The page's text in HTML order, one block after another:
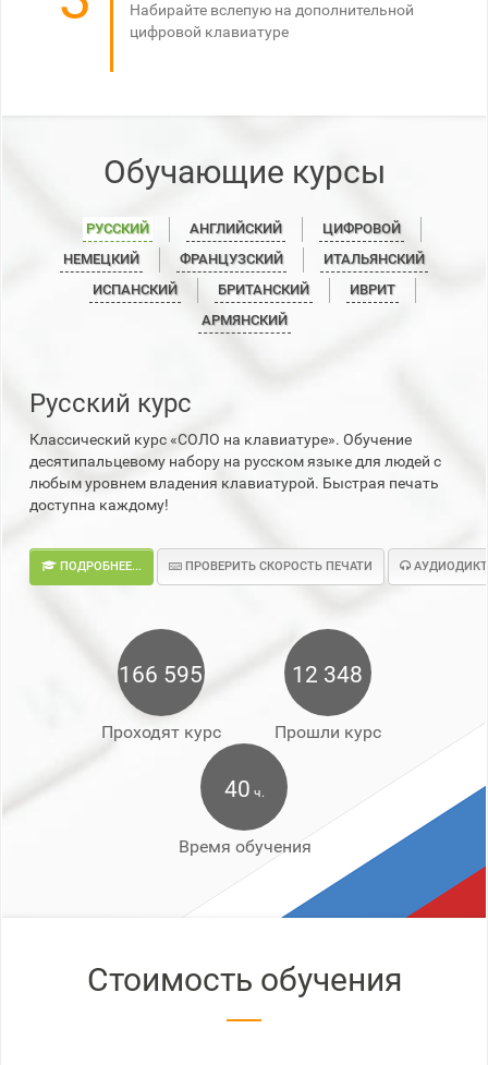
Набирайте вслепую на дополнительной
цифровой клавиатуре
Обучающие курсы
РУССКИЙ АНГЛИЙСКИЙ
ЦИФРОВОЙ
НЕМЕЦКИЙ
ФРАНЦУЗСКИЙ
ИТАЛЬЯНСКИЙ
ИСПАНСКИЙ
БРИТАНСКИЙ
ИВРИТ
АРМЯНСКИЙ
Русский курс
Классический курс «СОЛО на клавиатуре». Обучение
десятипальцевому набору на русском языке для людей с
любым уровнем владения клавиатурой. Быстрая печать
доступна каждому!
ПОДРОБНЕЕ... ПРОВЕРИТЬ СКОРОСТЬ ПЕЧАТИ
166 595
Проходят курс
12 348
Прошли курс
40 ч.
Время обучения
Стоимость обучения